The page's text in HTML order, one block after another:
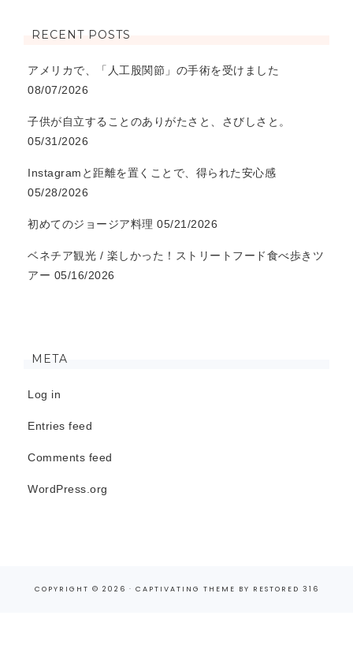
RECENT POSTS
アメリカで、「人工股関節」の手術を受けました
08/07/2026
子供が自立することのありがたさと、さびしさと。
05/31/2026
Instagramと距離を置くことで、得られた安心感
05/28/2026
初めてのジョージア料理 05/21/2026
ベネチア観光 / 楽しかった！ストリートフード食べ歩きツ
アー 05/16/2026
META
Log in
Entries feed
Comments feed
WordPress.org
COPYRIGHT © 2026 · CAPTIVATING THEME BY RESTORED 316